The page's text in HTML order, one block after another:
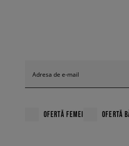
Adresa de e-mail
OFERTĂ FEMEI OFERTĂ